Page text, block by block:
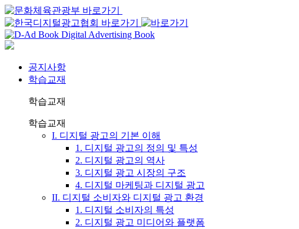
공지사항
학습교재
학습교재
학습교재
I. 디지털 광고의 기본 이해
1. 디지털 광고의 정의 및 특성
2. 디지털 광고의 역사
3. 디지털 광고 시장의 구조
4. 디지털 마케팅과 디지털 광고
II. 디지털 소비자와 디지털 광고 환경
1. 디지털 소비자의 특성
2. 디지털 광고 미디어와 플랫폼